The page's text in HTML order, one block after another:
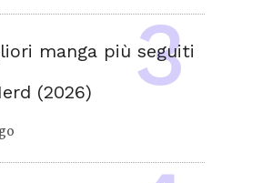
manga più seguiti
(2026)